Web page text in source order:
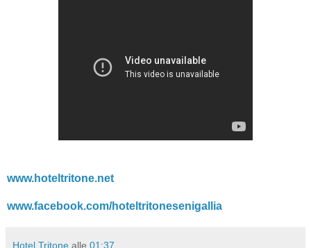
www.hoteltritone.net
www.facebook.com/hoteltritonesenigallia
Hotel Tritone alle 01:37